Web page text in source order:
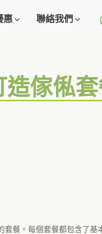
惠 聯絡我們
造傢俬
餐。每個套餐都包含了基